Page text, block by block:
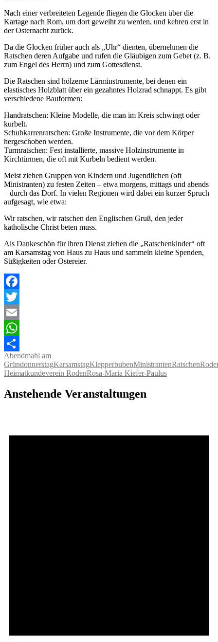
Nach einer verbreiteten Legende fliegen die Glocken über die
Kartage nach Rom, um dort geweiht zu werden, und kehren erst in
der Osternacht zurück.
Da die Glocken früher auch als „Uhr“ dienten, übernehmen die
Ratschen deren Aufgabe und rufen die Gläubigen zum Gebet (z. B.
zum Engel des Herrn) und zum Gottesdienst.
Die Ratschen sind hölzerne Lärminstrumente, bei denen ein
elastisches Holzblatt über ein gezahntes Holzrad schnappt. Es gibt
verschiedene Bauformen:
Handratschen: Kleine Modelle, die man im Kreis schwingt oder
kurbelt.
Schubkarrenratschen: Große Instrumente, die vor dem Körper
hergeschoben werden.
Turmratschen: Fest installierte, massive Holzinstrumente in
Kirchtürmen, die oft mit Kurbeln bedient werden.
Meist ziehen Gruppen von Kindern und Jugendlichen (oft
Ministranten) zu festen Zeiten – etwa morgens, mittags und abends
– durch das Dorf. In vielen Regionen wird dabei ein kurzer Spruch
aufgesagt, wie etwa:
Wir ratschen, wir ratschen den Englischen Gruß, den jeder
katholische Christ beten muss.
Als Dankeschön für ihren Dienst ziehen die „Ratschenkinder“ oft
am Karsamstag von Haus zu Haus und sammeln kleine Spenden,
Süßigkeiten oder Ostereier.
Facebook
Twitter
Email
WhatsApp
Teilen
Abendmahl am
GründonnerstagKarsamstagKlepperbubenMinistrantenRatschen
Heimatkundeverein RodenRosa-Maria Kiefer-Paulus
Anstehende Veranstaltungen